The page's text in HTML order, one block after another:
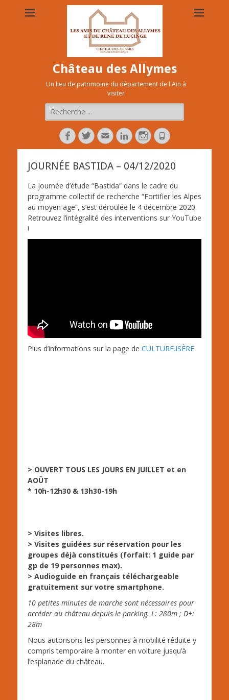
Château des Allymes
Un lieu de patrimoine du département de l'Ain à
visiter
Rechercher :
Facebook
TwitterAdresse
de
LinkedinInstagram
Tél
JOURNÉE BASTIDA – 04/12/2020
La journée d’étude “Bastida” dans le cadre du
programme collectif de recherche “Fortifier les Alpes
au moyen age”, s’est déroulée le 4 décembre 2020.
Retrouvez l’intégralité des interventions sur YouTube
!
Plus d’informations sur la page de CULTURE.ISÈRE.
> OUVERT TOUS LES JOURS EN JUILLET et en
AOÛT
* 10h-12h30 & 13h30-19h
> Visites libres.
> Visites guidées sur réservation pour les
groupes déjà constitués (forfait: 1 guide par
gp de 19 personnes max).
> Audioguide en français téléchargeable
gratuitement sur votre smartphone.
10 petites minutes de marche sont nécessaires pour
accéder au château depuis le parking. L: 280m ; D+:
28m
Nous autorisons les personnes à mobilité réduite y
compris temporaire à monter en voiture jusqu’à
l’esplanade du château.